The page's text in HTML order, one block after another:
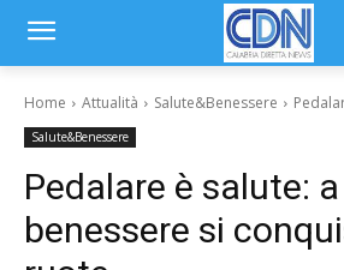
Home Attualità Salute&Benessere
Salute&Benessere
Pedalare è salute:
benessere si